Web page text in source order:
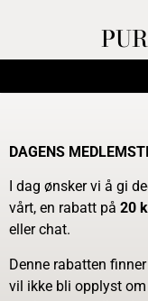
DAGENS
I dag ønsker vi å gi
vårt, en rabatt på 20
eller chat.
Denne rabatten
vil ikke bli opplyst